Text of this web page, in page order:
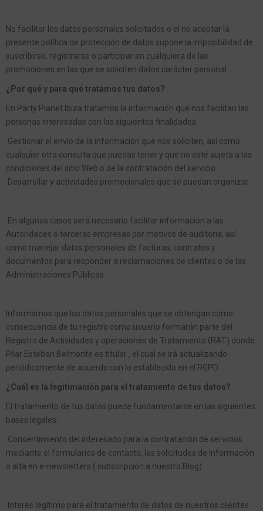
No facilitar los datos personales solicitados o el no aceptar la
presente política de protección de datos supone la imposibilidad de
suscribirse, registrarse o participar en cualquiera de las
promociones en las que se soliciten datos carácter personal.
¿Por qué y para qué tratamos tus datos?
En Party Planet Ibiza tratamos la información que nos facilitan las
personas interesadas con las siguientes finalidades:
Gestionar el envío de la información que nos soliciten, así como
cualquier otra consulta que puedas tener y que no esté sujeta a las
condiciones del sitio Web o de la contratación del servicio.
Desarrollar y actividades promocionales que se puedan organizar.
En algunos casos será necesario facilitar información a las
Autoridades o terceras empresas por motivos de auditoria, así
como manejar datos personales de facturas, contratos y
documentos para responder a reclamaciones de clientes o de las
Administraciones Públicas
Informamos que los datos personales que se obtengan como
consecuencia de tu registro como usuario formarán parte del
Registro de Actividades y operaciones de Tratamiento (RAT) donde
Pilar Esteban Belmonte es titular , el cual se irá actualizando
periódicamente de acuerdo con lo establecido en el RGPD.
¿Cuál es la legitimación para el tratamiento de tus datos?
El tratamiento de tus datos puede fundamentarse en las siguientes
bases legales:
Consentimiento del interesado para la contratación de servicios
mediante el formularios de contacto, las solicitudes de información
o alta en e-newsletters ( subscripción a nuestro Blog)
Interés legítimo para el tratamiento de datos de nuestros clientes